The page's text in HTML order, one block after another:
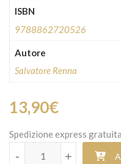
ISBN
9788862720526
Autore
Salvatore Renna
13,90€
Spedizione express
Tripisciano e Belli un
+
-